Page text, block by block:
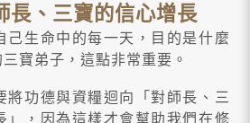
長、三寶的信心增長
己生命中的每一天，目的是什麼
寶弟子，這點非常重要。
將功德與資糧迴向「對師長、三
」，因為這樣才會幫助我們在修